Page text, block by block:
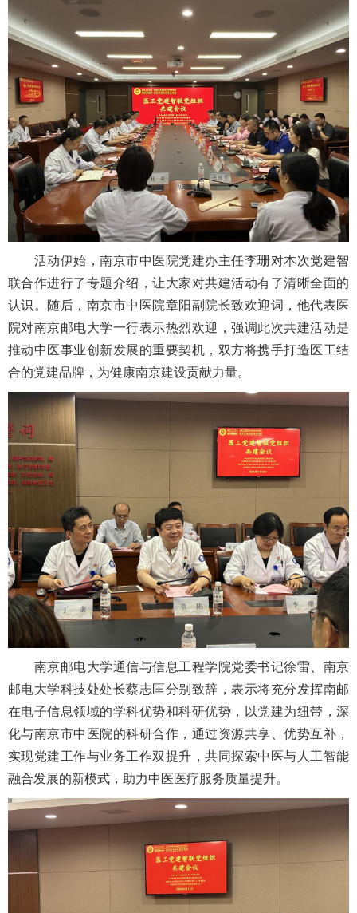
活动伊始，南京市中医院党建办主任李珊对本次党建智
联合作进行了专题介绍，让大家对共建活动有了清晰全面的
认识。随后，南京市中医院章阳副院长致欢迎词，他代表医
院对南京邮电大学一行表示热烈欢迎，强调此次共建活动是
推动中医事业创新发展的重要契机，双方将携手打造医工结
合的党建品牌，为健康南京建设贡献力量。
南京邮电大学通信与信息工程学院党委书记徐雷、南京
邮电大学科技处处长蔡志匡分别致辞，表示将充分发挥南邮
在电子信息领域的学科优势和科研优势，以党建为纽带，深
化与南京市中医院的科研合作，通过资源共享、优势互补，
实现党建工作与业务工作双提升，共同探索中医与人工智能
融合发展的新模式，助力中医医疗服务质量提升。